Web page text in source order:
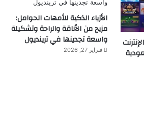
الأزياء الذكية للأمهات الحوامل:
مزيج من الأناقة والراحة وتشكيلة
واسعة تجدينها في ترينديول
فبراير 27, 2026